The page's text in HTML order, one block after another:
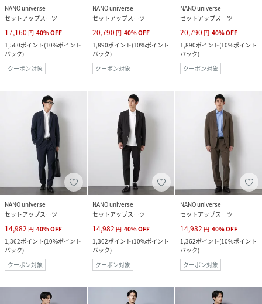
NANO universe
セットアップスーツ
17,160 円 40%OFF
1,560ポイント(10%ポイント
バック)
クーポン対象
NANO universe
セットアップスーツ
20,790 円 40%OFF
1,890ポイント(10%ポイント
バック)
クーポン対象
NANO universe
セットアップスーツ
20,790 円 40%OFF
1,890ポイント(10%ポイント
バック)
クーポン対象
NANO universe
セットアップスーツ
14,982 円 40%OFF
1,362ポイント(10%ポイント
バック)
クーポン対象
NANO universe
セットアップスーツ
14,982 円 40%OFF
1,362ポイント(10%ポイント
バック)
クーポン対象
NANO universe
セットアップスーツ
14,982 円 40%OFF
1,362ポイント(10%ポイント
バック)
クーポン対象